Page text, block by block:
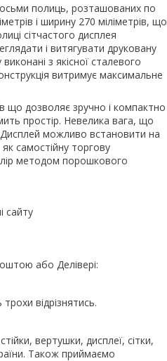
полиць, розташованих по
і ширину 270 міліметрів, що
сітчастого дисплея
і витягувати друковану
з якісної сталевого
витримує максимальне
що дозволяє зручно і компактно
простір. Невелика вага, що
Дисплей можливо встановити на
самостійну торгову
методом порошкового
сайту
або Делівері:
відрізнятись.
вертушки, дисплеї, сітки,
Також приймаємо